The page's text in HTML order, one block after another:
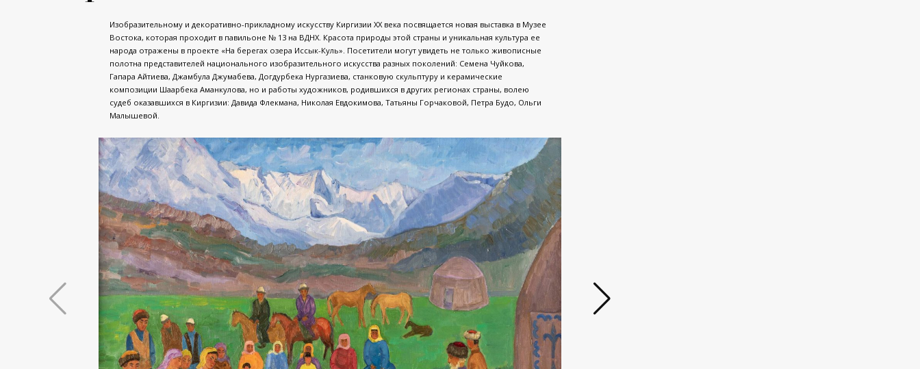
Изобразительному и декоративно-прикладному искусству Киргизии XX века посвящается новая выставка в Музее
Востока, которая проходит в павильоне № 13 на ВДНХ. Красота природы этой страны и уникальная культура ее
народа отражены в проекте «На берегах озера Иссык-Куль». Посетители могут увидеть не только живописные
полотна представителей национального изобразительного искусства разных поколений: Семена Чуйкова,
Гапара Айтиева, Джамбула Джумабева, Догдурбека Нургазиева, станковую скульптуру и керамические
композиции Шаарбека Аманкулова, но и работы художников, родившихся в других регионах страны, волею
судеб оказавшихся в Киргизии: Давида Флекмана, Николая Евдокимова, Татьяны Горчаковой, Петра Будо, Ольги
Малышевой.